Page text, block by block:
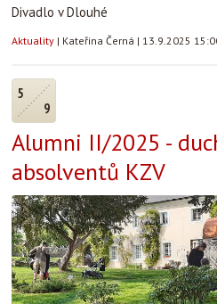
Divadlo v Dlouhé
Aktuality | Kateřina Černá | 13.9.2025
5
9
Alumni II/2025 -
absolventů KZV